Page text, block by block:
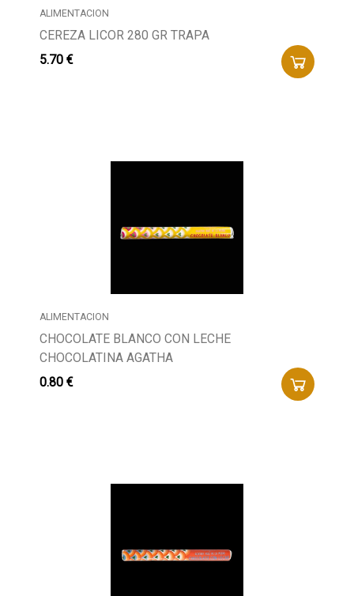
ALIMENTACION
CEREZA LICOR 280 GR TRAPA
5.70 €
ALIMENTACION
CHOCOLATE BLANCO CON LECHE
CHOCOLATINA AGATHA
0.80 €